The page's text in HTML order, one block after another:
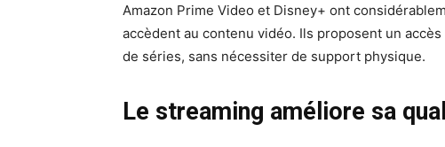
Amazon Prime Video et Disney+ ont
accèdent au contenu vidéo. Ils proposent un
de séries, sans nécessiter de support physique.
Le streaming améliore sa